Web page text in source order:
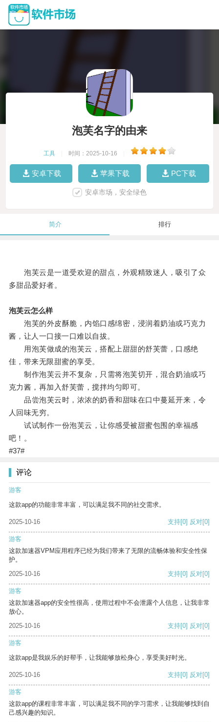
泡芙名字的由来
工具 时间：2025-10-16
安卓下载 苹果下载 PC下载
安卓市场，安全绿色
简介 排行
泡芙云是一道受欢迎的甜点，外观精致迷人，吸引了众
多甜品爱好者。
泡芙云怎么样
泡芙的外皮酥脆，内馅口感绵密，浸润着奶油或巧克力
酱，让人一口接一口难以自拔。
用泡芙做成的泡芙云，搭配上甜甜的舒芙蕾，口感绝
佳，带来无限甜蜜的享受。
制作泡芙云并不复杂，只需将泡芙切开，混合奶油或巧
克力酱，再加入舒芙蕾，搅拌均匀即可。
品尝泡芙云时，浓浓的奶香和甜味在口中蔓延开来，令
人回味无穷。
试试制作一份泡芙云，让你感受被甜蜜包围的幸福感
吧！。
#37#
评论
游客
这款app的功能非常丰富，可以满足我不同的社交需求。
2025-10-16 支持[0] 反对[0]
游客
这款加速器VPM应用程序已经为我们带来了无限的流畅体验和安全性保
护。
2025-10-16
支持[0] 反对[0]
游客
这款加速器app的安全性很高，使用过程中不会泄露个人信息，让我非常
放心。
2025-10-16
支持[0] 反对[0]
游客
这款app是我娱乐的好帮手，让我能够放松身心，享受美好时光。
2025-10-16 支持[0] 反对[0]
游客
这款app的课程非常丰富，可以满足我不同的学习需求，让我能够找到自
己感兴趣的知识。